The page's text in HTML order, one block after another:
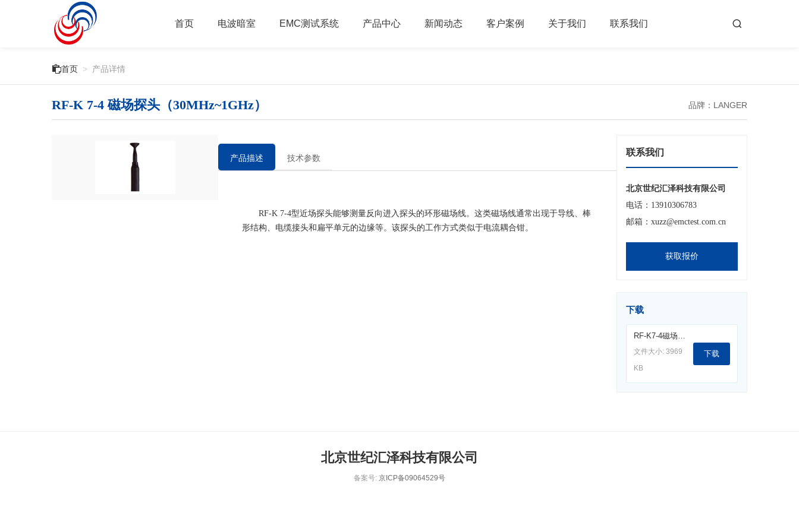
首页 电波暗室 EMC测试系统 产品中心 新闻动态 客户案例 关于我们 联系我们
首页 > 产品详情
RF-K 7-4 磁场探头（30MHz~1GHz） 品牌：LANGER
产品描述 技术参数
RF-K 7-4型近场探头能够测量反向进入探头的环形磁场线。这类磁场线通常出现于导线、棒
形结构、电缆接头和扁平单元的边缘等。该探头的工作方式类似于电流耦合钳。
联系我们
北京世纪汇泽科技有限公司
电话：13910306783
邮箱：xuzz@emctest.com.cn
获取报价
下载
RF-K7-4磁场探头(30MHz-1GHz).pdf
文件大小: 3969
KB
下载
北京世纪汇泽科技有限公司
备案号: 京ICP备09064529号